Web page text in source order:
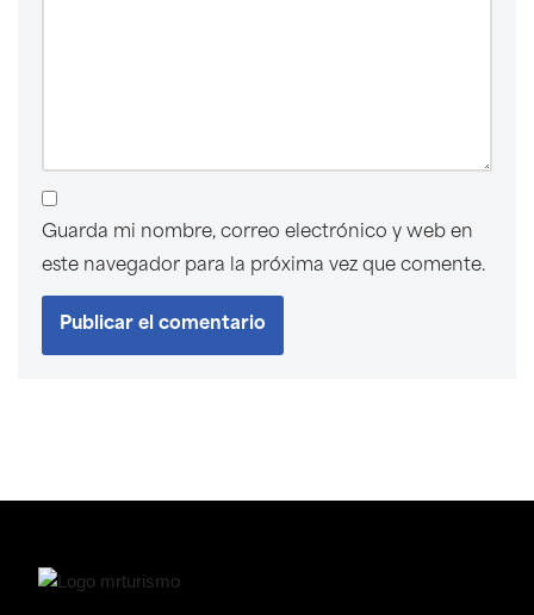
Guarda mi nombre, correo electrónico y web en
este navegador para la próxima vez que comente.